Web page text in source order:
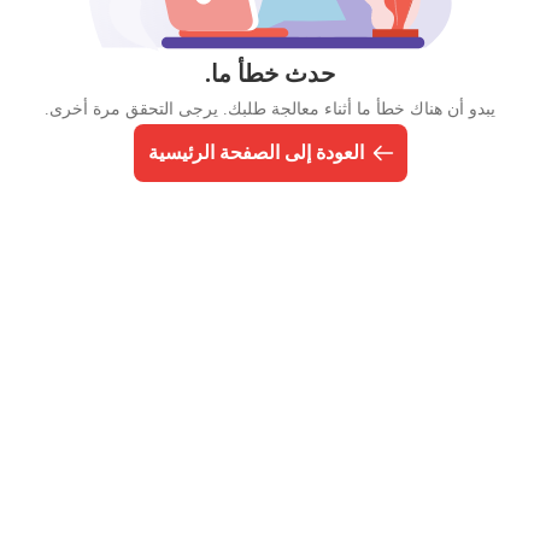
حدث خطأ ما.
يبدو أن هناك خطأ ما أثناء معالجة طلبك. يرجى التحقق مرة أخرى.
العودة إلى الصفحة الرئيسية